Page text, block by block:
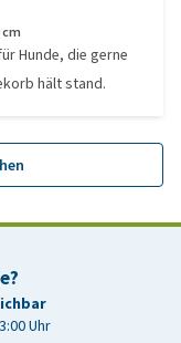
cm
Hunde, die gerne
hält stand.
Uhr